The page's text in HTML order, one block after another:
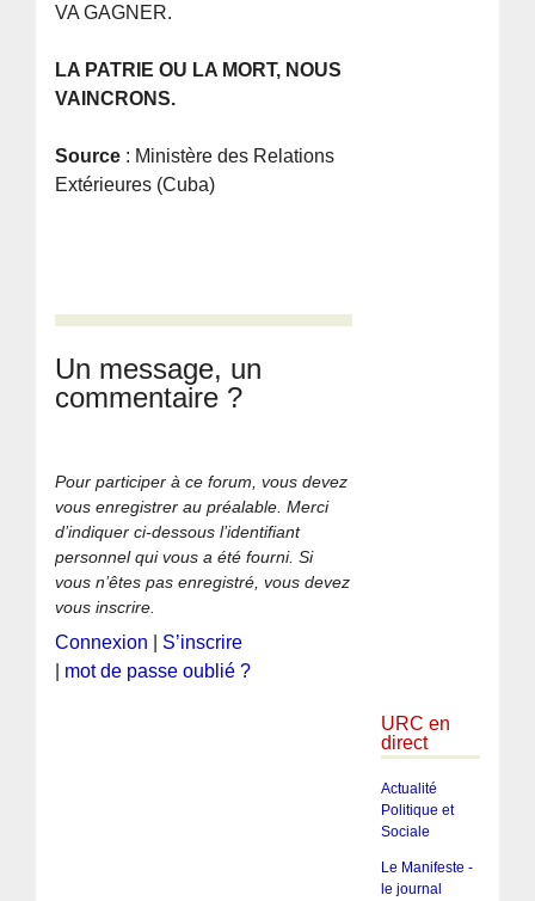
VA GAGNER.
LA PATRIE OU LA MORT, NOUS
VAINCRONS.
Source : Ministère des Relations
Extérieures (Cuba)
Un message, un
commentaire ?
Pour participer à ce forum, vous devez
vous enregistrer au préalable. Merci
d’indiquer ci-dessous l’identifiant
personnel qui vous a été fourni. Si
vous n’êtes pas enregistré, vous devez
vous inscrire.
Connexion
S’inscrire
mot de passe oublié ?
URC en
direct
Actualité
Politique et
Sociale
Le Manifeste -
le journal